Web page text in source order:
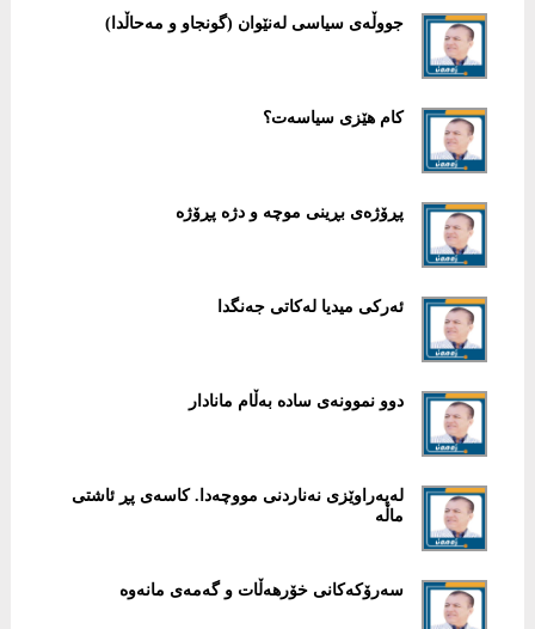
جووڵەی سیاسی لەنێوان (گونجاو و مەحاڵدا)
کام هێزی سیاسەت؟
پڕۆژەی بڕینی موچە و دژە پڕۆژە
ئەرکی میدیا لەکاتی جەنگدا
دوو نموونەی سادە بەڵام مانادار
لەپەراوێزی نەناردنی مووچەدا. کاسەی پڕ ئاشتی
ماڵە
سەرۆکەکانی خۆرهەڵات و گەمەی مانەوە